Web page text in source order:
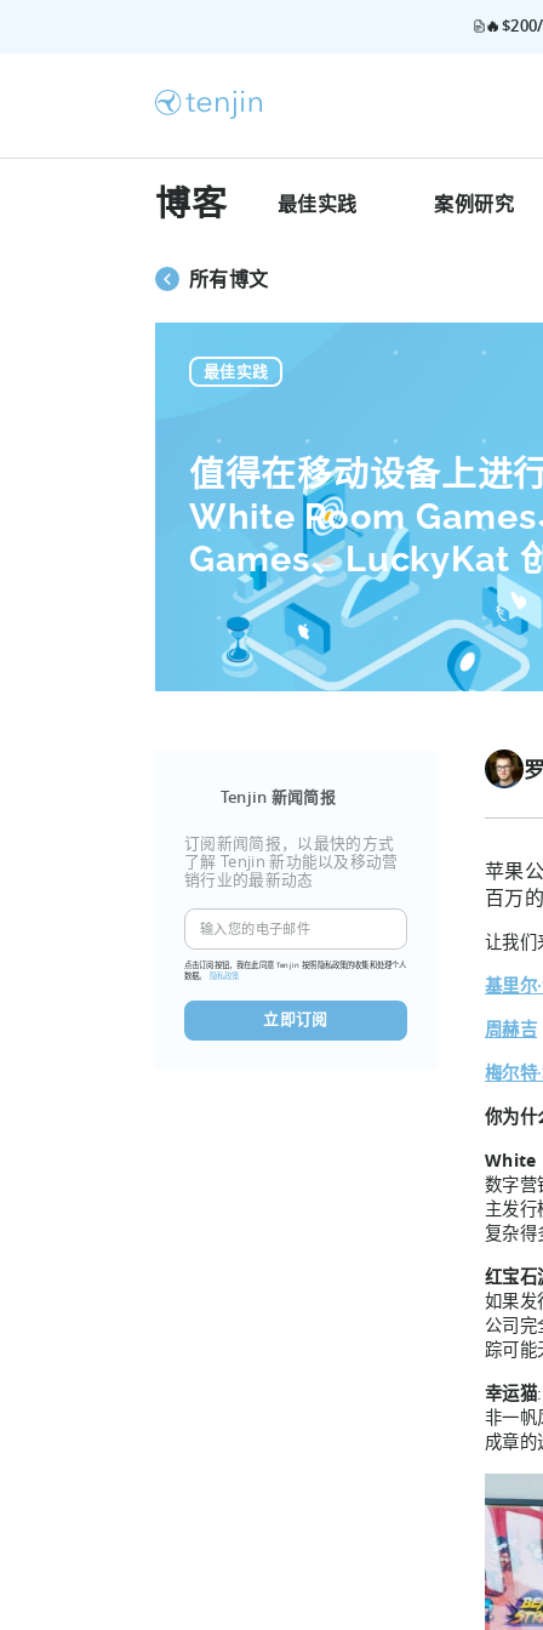
博客 最佳实践 案例研究
所有博文
最佳实践
值得在移动设备上进
White Room Games
Games、LuckyKat
Tenjin 新闻简报
订阅新闻简报，以最快的方式
了解 Tenjin 新功能以及移动营
销行业的最新动态
点击订阅按钮，我在此同意 Tenjin 按照隐私政策的收集和处理个人
数据。 隐私政策
苹果
百万
让我们
基里尔
周赫吉
梅尔特
你为什
White
数字营
主发行
复杂得
红宝石
如果发
公司完
踪可能
幸运猫
非一帆
成章的